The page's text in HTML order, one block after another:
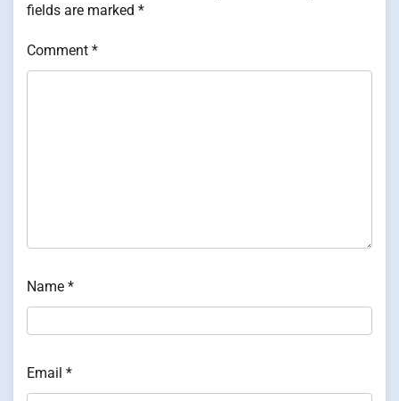
fields are marked *
Comment *
Name *
Email *